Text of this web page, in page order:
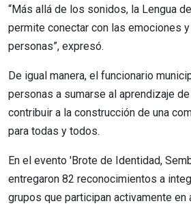
“Más allá de los sonidos, la Lengua
permite conectar con las emociones
personas”, expresó.
De igual manera, el funcionario
personas a sumarse al aprendizaje
contribuir a la construcción de una
para todas y todos.
En el evento 'Brote de Identidad,
entregaron 82 reconocimientos a
grupos que participan activamente